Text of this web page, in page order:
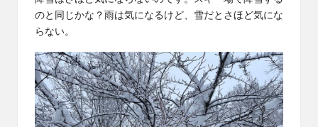
のと同じかな？雨は気になるけど、雪だとさほど気にな
らない。